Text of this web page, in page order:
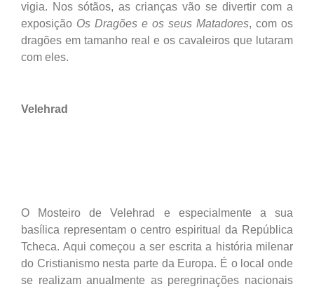
vigia. Nos sótãos, as crianças vão se divertir com a
exposição Os Dragões e os seus Matadores, com os
dragões em tamanho real e os cavaleiros que lutaram
com eles.
Velehrad
O Mosteiro de Velehrad e especialmente a sua
basílica representam o centro espiritual da República
Tcheca. Aqui começou a ser escrita a história milenar
do Cristianismo nesta parte da Europa. É o local onde
se realizam anualmente as peregrinações nacionais